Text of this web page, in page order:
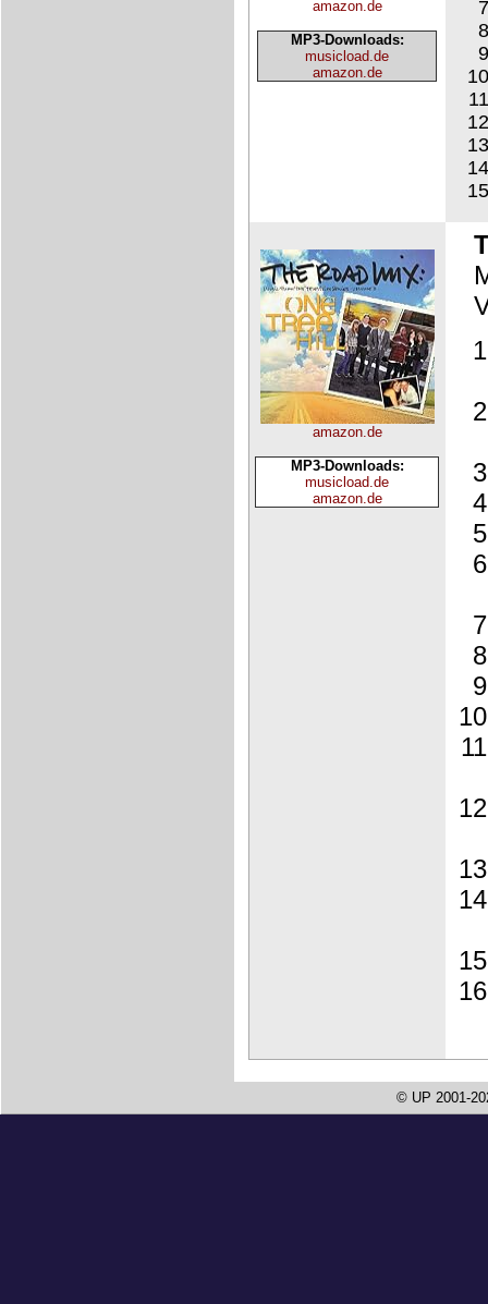
amazon.de
MP3-Downloads:
musicload.de
amazon.de
amazon.de
MP3-Downloads:
musicload.de
amazon.de
© UP 2001-